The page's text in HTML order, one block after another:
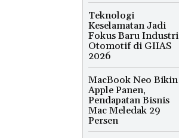
Teknologi
Keselamatan Jadi
Fokus Baru Industri
Otomotif di GIIAS
2026
MacBook Neo Bikin
Apple Panen,
Pendapatan Bisnis
Mac Meledak 29
Persen